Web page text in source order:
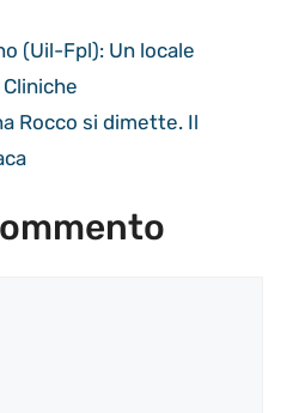
(Uil-Fpl): Un locale
Rocco si dimette. Il